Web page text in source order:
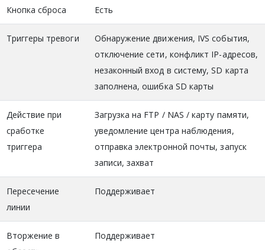
Кнопка сброса Есть
Триггеры тревоги
Обнаружение движения, IVS события,
отключение сети, конфликт IP-адресов,
незаконный вход в систему, SD карта
заполнена, ошибка SD карты
Действие при
сработке
триггера
Загрузка на FTP / NAS / карту памяти,
уведомление центра наблюдения,
отправка электронной почты, запуск
записи, захват
Пересечение
линии
Поддерживает
Вторжение в
Поддерживает